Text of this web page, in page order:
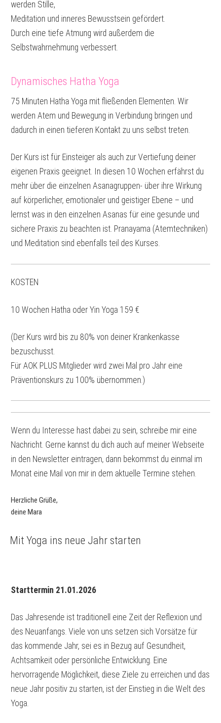
werden Stille,
Meditation und inneres Bewusstsein gefördert.
Durch eine tiefe Atmung wird außerdem die
Selbstwahrnehmung verbessert.
Dynamisches Hatha Yoga
75 Minuten Hatha Yoga mit fließenden Elementen. Wir
werden Atem und Bewegung in Verbindung bringen und
dadurch in einen tieferen Kontakt zu uns selbst treten.
Der Kurs ist für Einsteiger als auch zur Vertiefung deiner
eigenen Praxis geeignet. In diesen 10 Wochen erfährst du
mehr über die einzelnen Asanagruppen- über ihre Wirkung
auf körperlicher, emotionaler und geistiger Ebene – und
lernst was in den einzelnen Asanas für eine gesunde und
sichere Praxis zu beachten ist. Pranayama (Atemtechniken)
und Meditation sind ebenfalls teil des Kurses.
KOSTEN
10 Wochen Hatha oder Yin Yoga 159 €
(Der Kurs wird bis zu 80% von deiner Krankenkasse
bezuschusst.
Für AOK PLUS Mitglieder wird zwei Mal pro Jahr eine
Präventionskurs zu 100% übernommen.)
Wenn du Interesse hast dabei zu sein, schreibe mir eine
Nachricht. Gerne kannst du dich auch auf meiner Webseite
in den Newsletter eintragen, dann bekommst du einmal im
Monat eine Mail von mir in dem aktuelle Termine stehen.
Herzliche Grüße,
deine Mara
Mit Yoga ins neue Jahr starten
Starttermin 21.01.2026
Das Jahresende ist traditionell eine Zeit der Reflexion und
des Neuanfangs. Viele von uns setzen sich Vorsätze für
das kommende Jahr, sei es in Bezug auf Gesundheit,
Achtsamkeit oder persönliche Entwicklung. Eine
hervorragende Möglichkeit, diese Ziele zu erreichen und das
neue Jahr positiv zu starten, ist der Einstieg in die Welt des
Yoga.